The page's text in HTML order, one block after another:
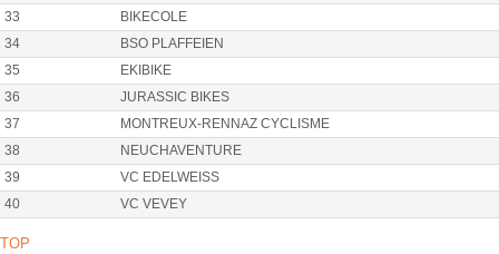
33
BIKECOLE
34
BSO PLAFFEIEN
35
EKIBIKE
36
JURASSIC BIKES
37
MONTREUX-RENNAZ CYCLISME
38
NEUCHAVENTURE
39
VC EDELWEISS
40
VC VEVEY
TOP